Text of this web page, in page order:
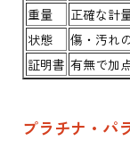
重量
正確な計
状態
傷・汚れ
証明書 有無で加
プラチナ・パ